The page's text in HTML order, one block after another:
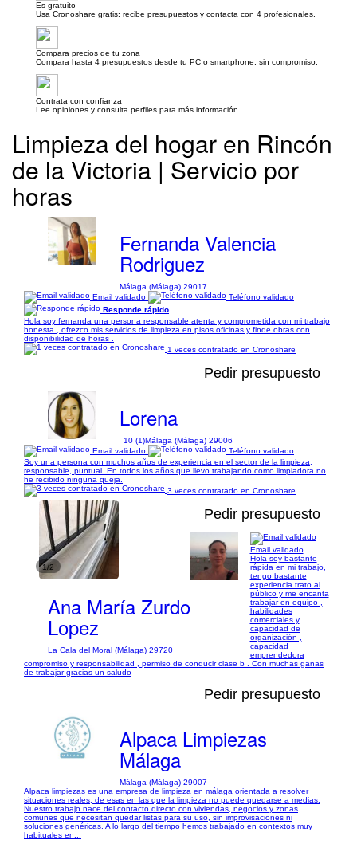
Es gratuito
Usa Cronoshare gratis: recibe presupuestos y contacta con 4 profesionales.
Compara precios de tu zona
Compara hasta 4 presupuestos desde tu PC o smartphone, sin compromiso.
Contrata con confianza
Lee opiniones y consulta perfiles para más información.
Limpieza del hogar en Rincón
de la Victoria | Servicio por
horas
Fernanda Valencia
Rodriguez
Málaga (Málaga) 29017
Email validado
Teléfono validado
Responde rápido
Hola soy fernanda una persona responsable atenta y comprometida con mi trabajo
honesta , ofrezco mis servicios de limpieza en pisos oficinas y finde obras con
disponibilidad de horas .
1 veces contratado en Cronoshare
Pedir presupuesto
Lorena
10 (1)Málaga (Málaga) 29006
Email validado
Teléfono validado
Soy una persona con muchos años de experiencia en el sector de la limpieza,
responsable, puntual. En todos los años que llevo trabajando como limpiadora no
he recibido ninguna queja.
3 veces contratado en Cronoshare
1/2
Pedir presupuesto
Ana María Zurdo
Lopez
La Cala del Moral (Málaga) 29720
Email validado
Hola soy bastante
rápida en mi trabajo,
tengo bastante
experiencia trato al
público y me encanta
trabajar en equipo ,
habilidades
comerciales y
capacidad de
organización ,
capacidad
emprendedora
compromiso y responsabilidad , permiso de conducir clase b . Con muchas ganas
de trabajar gracias un saludo
Pedir presupuesto
Alpaca Limpiezas
Málaga
Málaga (Málaga) 29007
Alpaca limpiezas es una empresa de limpieza en málaga orientada a resolver
situaciones reales, de esas en las que la limpieza no puede quedarse a medias.
Nuestro trabajo nace del contacto directo con viviendas, negocios y zonas
comunes que necesitan quedar listas para su uso, sin improvisaciones ni
soluciones genéricas. A lo largo del tiempo hemos trabajado en contextos muy
habituales en...